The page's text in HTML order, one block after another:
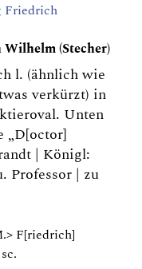
Friedrich
(Stecher)
l. (ähnlich wie
verkürzt) in
Unten
„D[octor]
| Königl:
Professor | zu
F[riedrich]